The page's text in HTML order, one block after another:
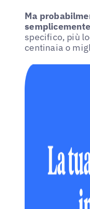
Ma
specifico, più
centinaia o